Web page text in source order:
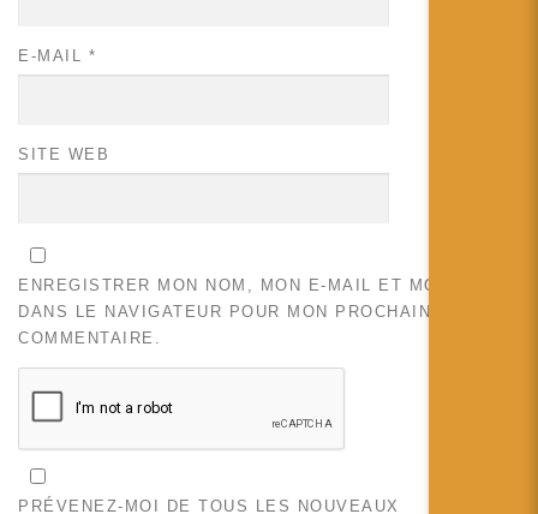
E-MAIL *
SITE WEB
ENREGISTRER MON NOM, MON E-MAIL ET MON SITE
DANS LE NAVIGATEUR POUR MON PROCHAIN
COMMENTAIRE.
PRÉVENEZ-MOI DE TOUS LES NOUVEAUX